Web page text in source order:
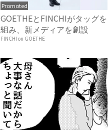
Promoted
GOETHEとFINCHIがタッグを
組み、新メディアを創設
FINCHI on GOETHE